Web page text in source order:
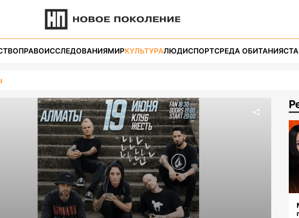
ПРАВОИССЛЕДОВАНИЯМИРКУЛЬТУРАЛЮДИСПОРТСРЕДА ОБИТАНИЯ